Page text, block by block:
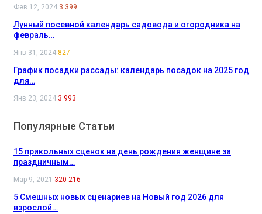
Фев 12, 2024 3 399
Лунный посевной календарь садовода и огородника на
февраль…
Янв 31, 2024 827
График посадки рассады: календарь посадок на 2025 год
для…
Янв 23, 2024 3 993
Популярные Статьи
15 прикольных сценок на день рождения женщине за
праздничным…
Мар 9, 2021 320 216
5 Смешных новых сценариев на Новый год 2026 для
взрослой…